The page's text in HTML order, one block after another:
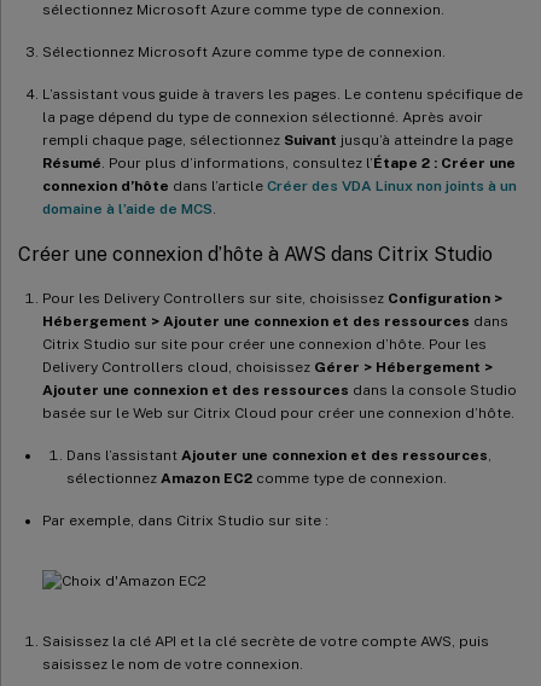
sélectionnez Microsoft Azure comme type de connexion.
Sélectionnez Microsoft Azure comme type de connexion.
L’assistant vous guide à travers les pages. Le contenu spécifique de
la page dépend du type de connexion sélectionné. Après avoir
rempli chaque page, sélectionnez Suivant jusqu’à atteindre la page
Résumé. Pour plus d’informations, consultez l’Étape 2 : Créer une
connexion d’hôte dans l’article Créer des VDA Linux non joints à un
domaine à l’aide de MCS.
Créer une connexion d’hôte à AWS dans Citrix Studio
Pour les Delivery Controllers sur site, choisissez Configuration >
Hébergement > Ajouter une connexion et des ressources dans
Citrix Studio sur site pour créer une connexion d’hôte. Pour les
Delivery Controllers cloud, choisissez Gérer > Hébergement >
Ajouter une connexion et des ressources dans la console Studio
basée sur le Web sur Citrix Cloud pour créer une connexion d’hôte.
Dans l’assistant Ajouter une connexion et des ressources,
sélectionnez Amazon EC2 comme type de connexion.
Par exemple, dans Citrix Studio sur site :
Saisissez la clé API et la clé secrète de votre compte AWS, puis
saisissez le nom de votre connexion.